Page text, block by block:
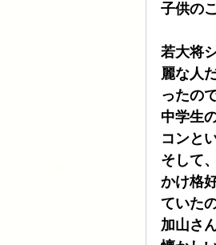
cosmic
ATOLL
HDDプ
子供の
若大将
麗な人
ったの
中学生
コンと
そして
かけ格
ていた
加山さ